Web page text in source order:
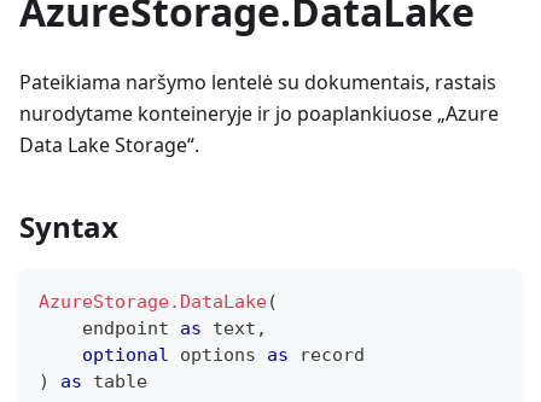
AzureStorage.DataLake
Pateikiama naršymo lentelė su dokumentais, rastais
nurodytame konteineryje ir jo poaplankiuose „Azure
Data Lake Storage“.
Syntax
AzureStorage.DataLake(
    endpoint
as text ,
optional options as
record
)
as table